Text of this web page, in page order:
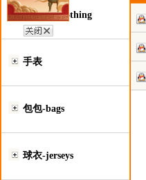
服装类-Clothing
手表
包包-bags
球衣-jerseys